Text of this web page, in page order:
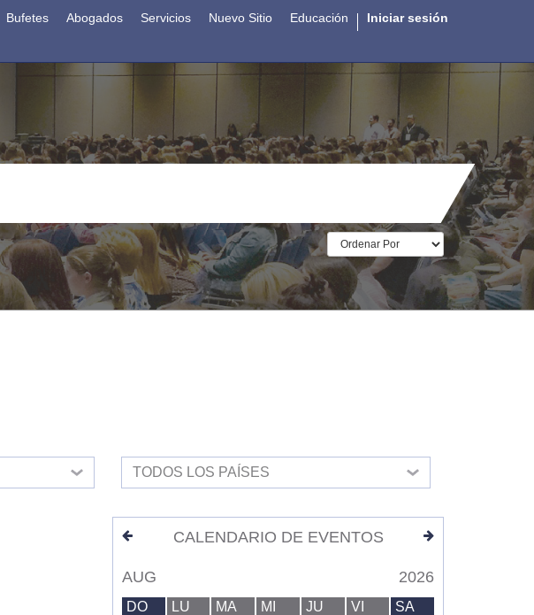
Bufetes Abogados Servicios Nuevo Sitio Educación Iniciar sesión
TODOS LOS PAÍSES
CALENDARIO DE EVENTOS
AUG 2026
DO LU MA MI JU VI SA